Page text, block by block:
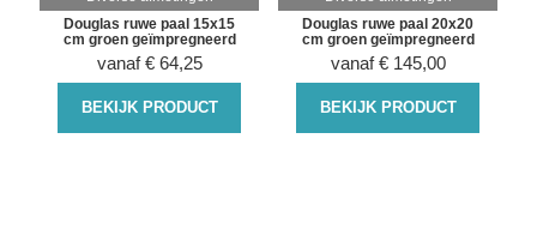
Douglas ruwe paal 15x15
cm groen geïmpregneerd
vanaf € 64,25
BEKIJK PRODUCT
Douglas ruwe paal 20x20
cm groen geïmpregneerd
vanaf € 145,00
BEKIJK PRODUCT